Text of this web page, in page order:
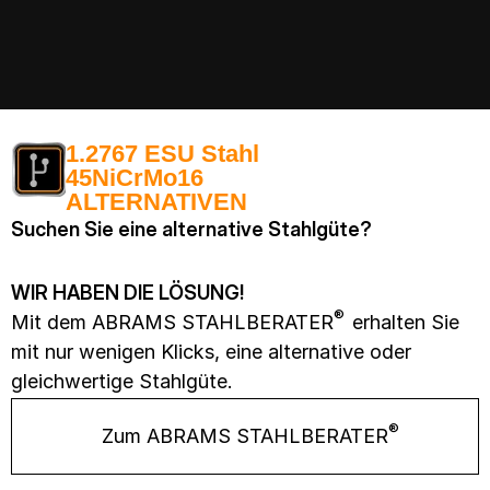
1.2767 ESU Stahl
45NiCrMo16
ALTERNATIVEN
Suchen Sie eine alternative Stahlgüte?
WIR HABEN DIE LÖSUNG!
Mit dem ABRAMS STAHLBERATER® erhalten Sie
mit nur wenigen Klicks, eine alternative oder
gleichwertige Stahlgüte.
Zum ABRAMS STAHLBERATER®